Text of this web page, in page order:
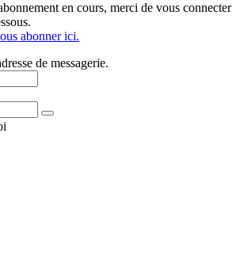
en cours, merci de vous connecter
abonner ici.
de messagerie.